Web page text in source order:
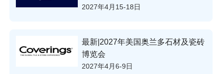
2027年4月15-18日
最新|2027年美国奥兰多石材及瓷砖
博览会
2027年4月6-9日